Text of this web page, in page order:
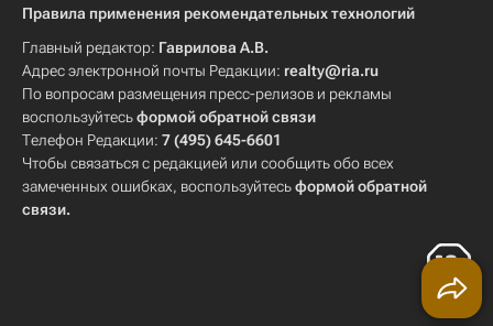
Правила применения рекомендательных технологий
Главный редактор: Гаврилова А.В.
Адрес электронной почты Редакции: realty@ria.ru
По вопросам размещения пресс-релизов и рекламы
воспользуйтесьформой обратной связи
Телефон Редакции: 7 (495) 645-6601
Чтобы связаться с редакцией или сообщить обо всех
замеченных ошибках, воспользуйтесьформой обратной
связи.